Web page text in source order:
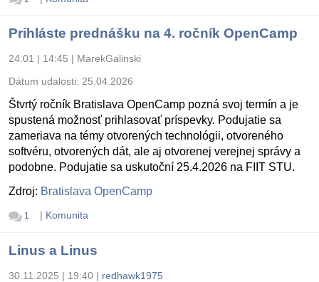
Prihláste prednášku na 4. ročník OpenCamp
24.01 | 14:45 | MarekGalinski
Dátum udalosti: 25.04.2026
Štvrtý ročník Bratislava OpenCamp pozná svoj termín a je
spustená možnosť prihlasovať príspevky. Podujatie sa
zameriava na témy otvorených technológii, otvoreného
softvéru, otvorených dát, ale aj otvorenej verejnej správy a
podobne. Podujatie sa uskutoční 25.4.2026 na FIIT STU.
Zdroj: Bratislava OpenCamp
1 | Komunita
Linus a Linus
30.11.2025 | 19:40 | redhawk1975